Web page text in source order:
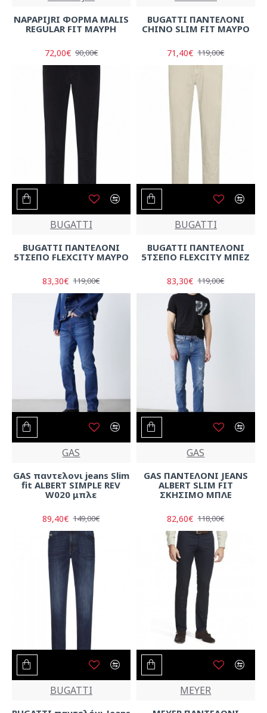
NAPAPIJRI ΦΟΡΜΑ MALIS
REGULAR FIT ΜΑΥΡΗ
72,00€ 90,00€
BUGATTI ΠΑΝΤΕΛΟΝΙ
CHINO SLIM FIT ΜΑΥΡΟ
71,40€ 119,00€
BUGATTI
BUGATTI ΠΑΝΤΕΛΟΝΙ
5ΤΣΕΠΟ FLEXCITY ΜΑΥΡΟ
83,30€ 119,00€
BUGATTI
BUGATTI ΠΑΝΤΕΛΟΝΙ
5ΤΣΕΠΟ FLEXCITY ΜΠΕΖ
83,30€ 119,00€
GAS
GAS παντελονι jeans Slim
fit ALBERT SIMPLE REV
W020 μπλε
89,40€ 149,00€
GAS
GAS ΠΑΝΤΕΛΟΝΙ JEANS
ALBERT SLIM FIT
ΣΚΗΣΙΜΟ ΜΠΛΕ
82,60€ 118,00€
BUGATTI MEYER